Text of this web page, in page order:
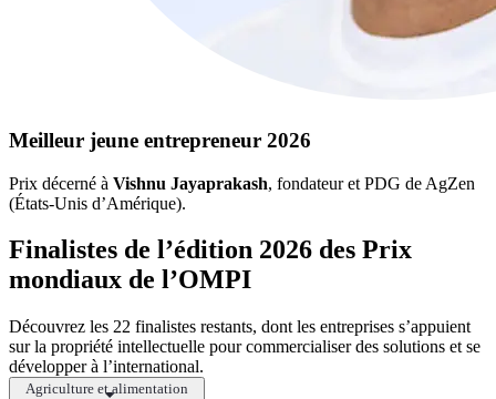
Meilleur jeune entrepreneur 2026
Prix décerné à Vishnu Jayaprakash, fondateur et PDG de AgZen
(États-Unis d’Amérique).
Finalistes de l’édition 2026 des Prix
mondiaux de l’OMPI
Découvrez les 22 finalistes restants, dont les entreprises s’appuient
sur la propriété intellectuelle pour commercialiser des solutions et se
développer à l’international.
Agriculture et alimentation